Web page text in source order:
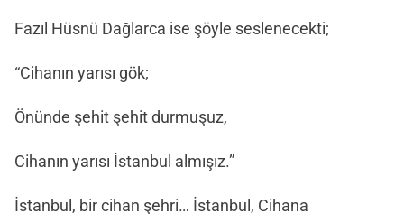
Fazıl Hüsnü Dağlarca ise şöyle seslenecekti;
“Cihanın yarısı gök;
Önünde şehit şehit durmuşuz,
Cihanın yarısı İstanbul almışız.”
İstanbul, bir cihan şehri… İstanbul, Cihana